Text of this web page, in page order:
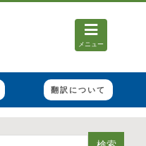
メニュー
翻訳について